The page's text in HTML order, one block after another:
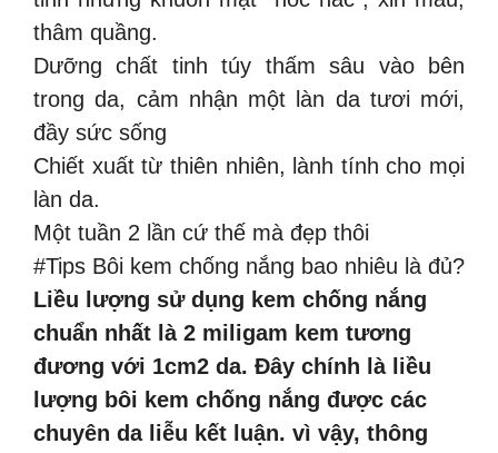
thâm quầng.
Dưỡng chất tinh túy thấm sâu vào bên
trong da, cảm nhận một làn da tươi mới,
đầy sức sống
Chiết xuất từ thiên nhiên, lành tính cho mọi
làn da.
Một tuần 2 lần cứ thế mà đẹp thôi
#Tips Bôi kem chống nắng bao nhiêu là đủ?
Liều lượng sử dụng kem chống nắng
chuẩn nhất là 2 miligam kem tương
đương với 1cm2 da. Đây chính là liều
lượng bôi kem chống nắng được các
chuyên da liễu kết luận. vì vậy, thông